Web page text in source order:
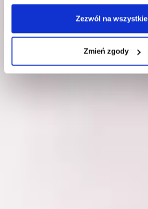
Zezwól na wszystkie
Zmień zgody